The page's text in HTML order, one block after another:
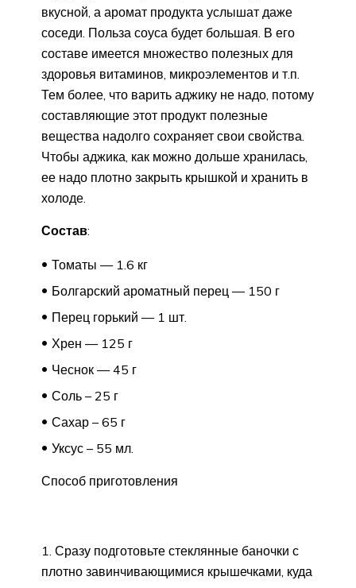
вкусной, а аромат продукта услышат даже
соседи. Польза соуса будет большая. В его
составе имеется множество полезных для
здоровья витаминов, микроэлементов и т.п.
Тем более, что варить аджику не надо, потому
составляющие этот продукт полезные
вещества надолго сохраняет свои свойства.
Чтобы аджика, как можно дольше хранилась,
ее надо плотно закрыть крышкой и хранить в
холоде.
Состав:
Томаты — 1.6 кг
Болгарский ароматный перец — 150 г
Перец горький — 1 шт.
Хрен — 125 г
Чеснок — 45 г
Соль – 25 г
Сахар – 65 г
Уксус – 55 мл.
Способ приготовления
Сразу подготовьте стеклянные баночки с
плотно завинчивающимися крышечками, куда